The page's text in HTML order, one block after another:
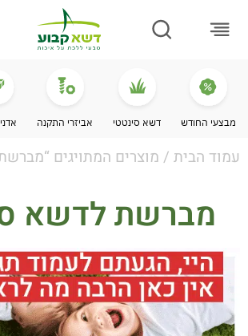
מבצעי החודש דשא סינטטי אביזרי התקנה
עמוד הבית / מוצרים המתויגים
מברשת לדשא